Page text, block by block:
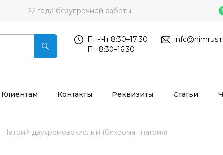
22 года безупречной работы
Пн-Чт 8:30–17:30
Пт 8:30–16:30
Клиентам Контакты Реквизиты Статьи
Натрий двухромовокислый (бихромат натрия)